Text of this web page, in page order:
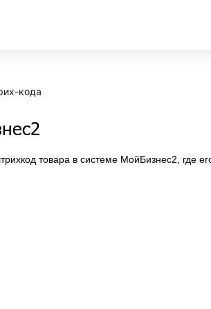
кода
товара в системе МойБизнес2, где